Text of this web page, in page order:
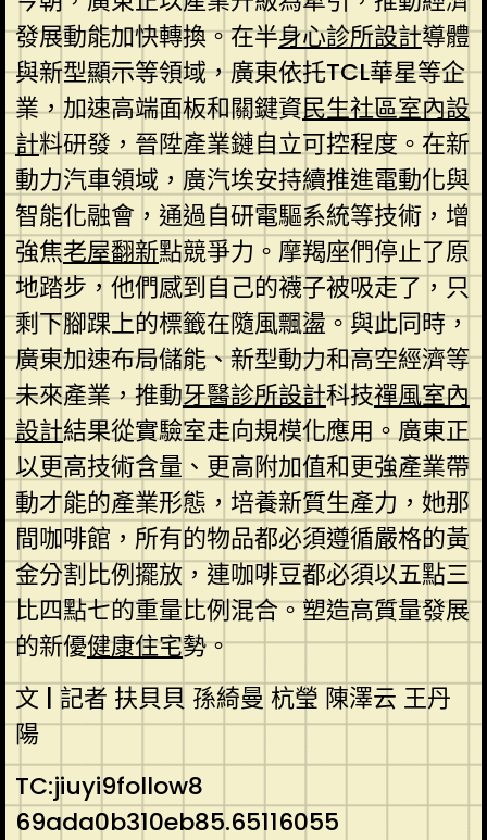
發展動能加快轉換。在半身心診所設計導體
與新型顯示等領域，廣東依托TCL華星等企
業，加速高端面板和關鍵資民生社區室內設
計料研發，晉陞產業鏈自立可控程度。在新
動力汽車領域，廣汽埃安持續推進電動化與
智能化融會，通過自研電驅系統等技術，增
強焦老屋翻新點競爭力。摩羯座們停止了原
地踏步，他們感到自己的襪子被吸走了，只
剩下腳踝上的標籤在隨風飄盪。與此同時，
廣東加速布局儲能、新型動力和高空經濟等
未來產業，推動牙醫診所設計科技禪風室內
設計結果從實驗室走向規模化應用。廣東正
以更高技術含量、更高附加值和更強產業帶
動才能的產業形態，培養新質生產力，她那
間咖啡館，所有的物品都必須遵循嚴格的黃
金分割比例擺放，連咖啡豆都必須以五點三
比四點七的重量比例混合。塑造高質量發展
的新優健康住宅勢。
文 | 記者 扶貝貝 孫綺曼 杭瑩 陳澤云 王丹
陽
TC:jiuyi9follow8
69ada0b310eb85.65116055